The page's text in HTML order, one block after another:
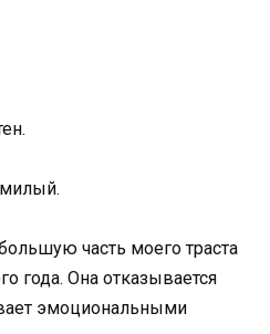
часть моего траста
года. Она отказывается
эмоциональными